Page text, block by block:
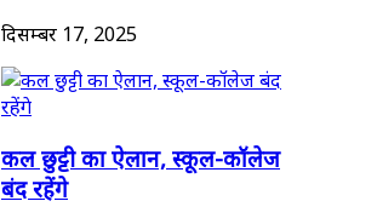
दिसम्बर 17, 2025
कल छुट्टी का ऐलान, स्कूल-कॉलेज
बंद रहेंगे